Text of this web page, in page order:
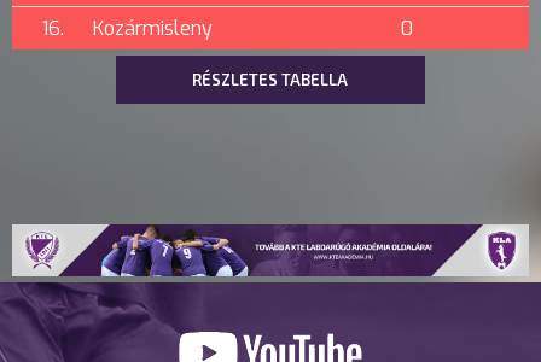
16.
Kozármisleny 0
RÉSZLETES TABELLA